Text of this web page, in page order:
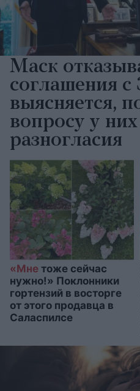
Маск
соглашения с
выясняется,
вопросу у
разногласия
«Мне тоже сейчас
нужно!» Поклонники
гортензий в восторге
от этого продавца в
Саласпилсе